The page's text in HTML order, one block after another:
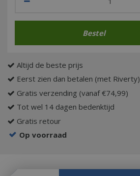
Altijd de beste prijs
Eerst zien dan betalen (met Riverty)
Gratis verzending (vanaf €74,99)
Tot wel 14 dagen bedenktijd
Gratis retour
Op voorraad